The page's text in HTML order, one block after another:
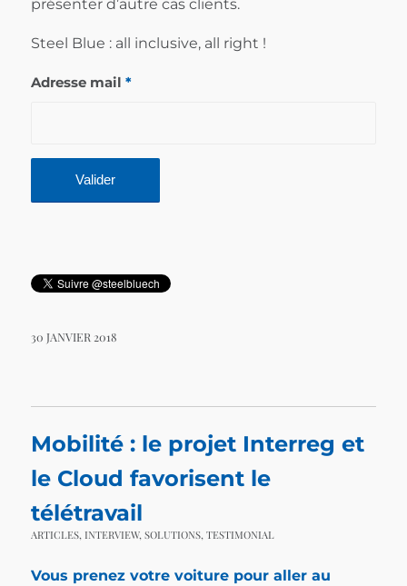
présenter d’autre cas clients.
Steel Blue : all inclusive, all right !
Adresse mail *
30 JANVIER 2018
Mobilité : le projet Interreg et
le Cloud favorisent le
télétravail
ARTICLES, INTERVIEW, SOLUTIONS, TESTIMONIAL
Vous prenez votre voiture pour aller au